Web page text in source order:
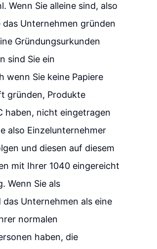
Wenn Sie alleine sind, also
Unternehmen gründen
Gründungsurkunden
sind Sie ein
wenn Sie keine Papiere
gründen, Produkte
haben, nicht eingetragen
also Einzelunternehmer
und diesen auf diesem
mit Ihrer 1040 eingereicht
Wenn Sie als
Unternehmen als eine
normalen
haben, die